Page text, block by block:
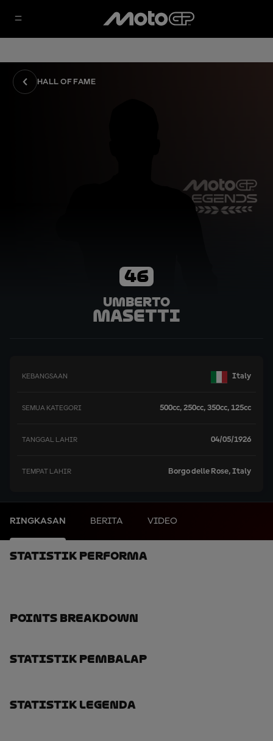
HALL OF FAME
46
Umberto
Masetti
KEBANGSAAN Italy
SEMUA KATEGORI 500cc, 250cc, 350cc, 125cc
TANGGAL LAHIR 04/05/1926
TEMPAT LAHIR Borgo delle Rose, Italy
RINGKASAN BERITA VIDEO
Statistik Performa
Points Breakdown
Statistik Pembalap
Statistik Legenda